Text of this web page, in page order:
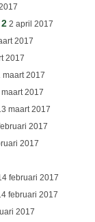
2 april 2017
2017
2017
maart 2017
2017
maart 2017
2017
2017
februari 2017
februari 2017
2017